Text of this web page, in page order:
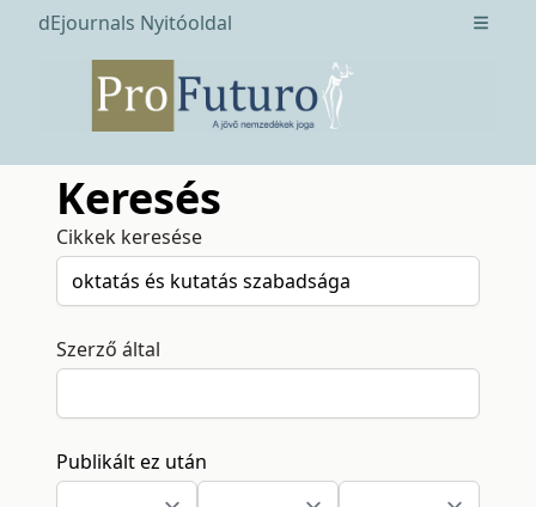
dEjournals Nyitóoldal Open
Keresés
Cikkek keresése
Szerző által
Publikált ez után